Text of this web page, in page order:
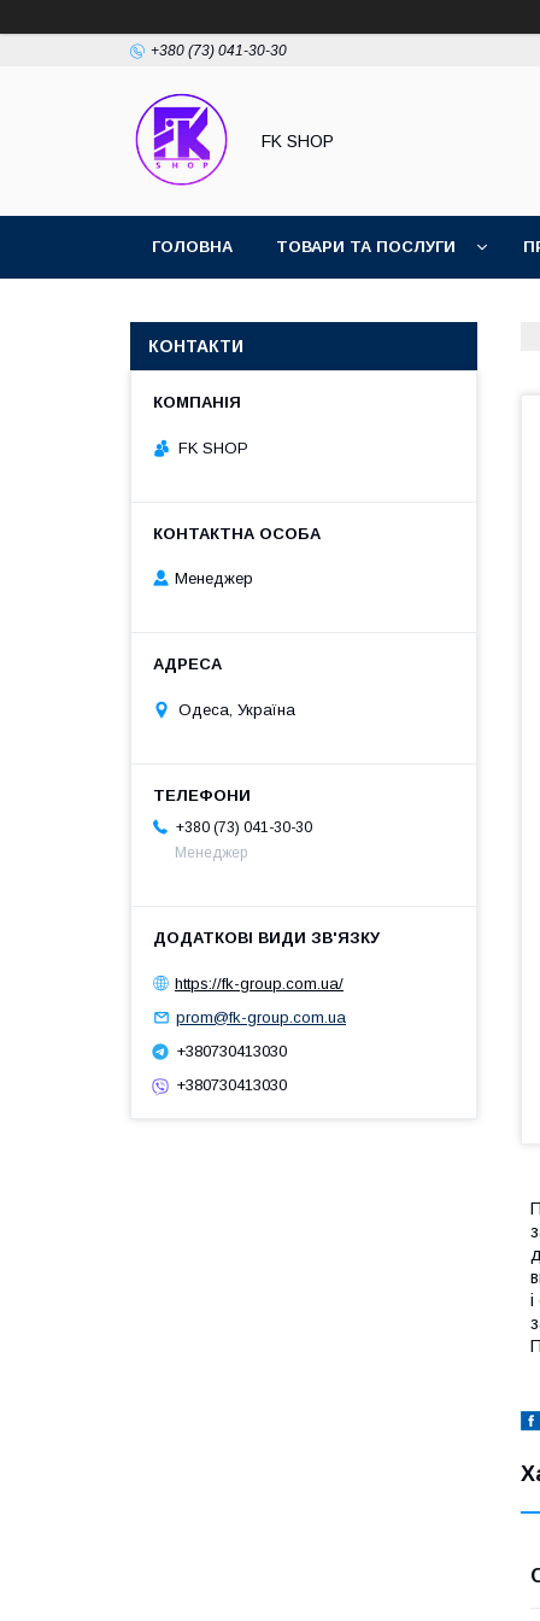
+380 (73) 041-30-30
FK SHOP
ГОЛОВНА ТОВАРИ ТА ПОСЛУГИ
КОНТАКТИ
FK SHOP
Менеджер
Одеса, Україна
+380 (73) 041-30-30
Менеджер
https://fk-group.com.ua/
prom@fk-group.com.ua
+380730413030
+380730413030